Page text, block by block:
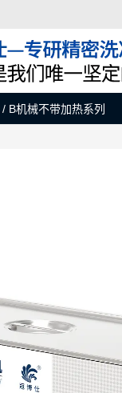
/ B机械不带加热系列